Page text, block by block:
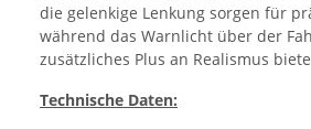
die gelenkige Lenkung sorgen für
während das Warnlicht über der
zusätzliches Plus an Realismus
Technische Daten: